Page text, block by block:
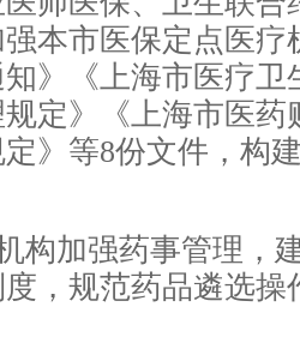
强本市医保定点医
》《上海市医疗卫
定》《上海市医药
》等8份文件，构
构加强药事管理，
，规范药品遴选操